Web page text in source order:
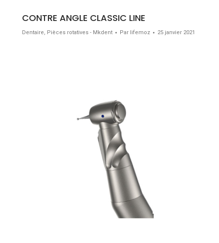
CONTRE ANGLE CLASSIC LINE
Dentaire, Pièces rotatives - Mkdent Par lifemoz 25 janvier 2021